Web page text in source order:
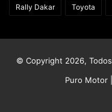
Rally Dakar Toyota
© Copyright 2026,
Puro Motor